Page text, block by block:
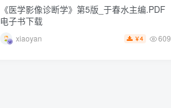
《医学影像诊断学》第5版_于春水主编.PDF
电子书下载
xiaoyan ￥4 609